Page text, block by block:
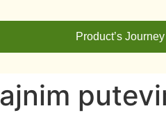
Product’s Journey